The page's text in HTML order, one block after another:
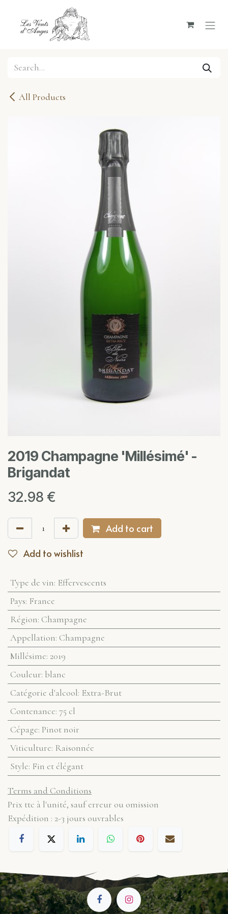
All Products
2019 Champagne 'Millésimé' -
Brigandat
32.98 €
Add to cart
Add to wishlist
Type de vin: Effervescents
Pays: France
Région: Champagne
Appellation: Champagne
Millésime: 2019
Couleur: blanc
Catégorie d'alcool: Extra-Brut
Contenance: 75 cl
Cépage: Pinot noir
Viticulture: Raisonnée
Style: Fin et élégant
Terms and Conditions
Prix ttc à l'unité, sauf erreur ou omission
Expédition : 2-3 jours ouvrables